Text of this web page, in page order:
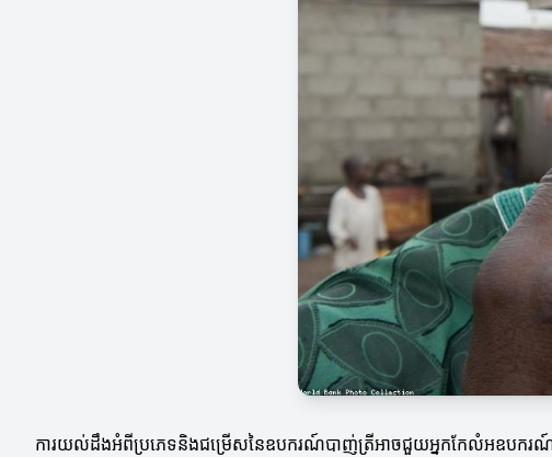
ការយល់ដឹងអំពីប្រភេទនិងជម្រើសនៃឧបករណ៍បាញ់ត្រីអាចជួយអ្នកកែលំអឧបករណ៍ឲ្